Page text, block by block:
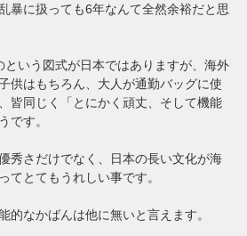
暴に扱っても6年なんて全然余裕だと思
という図式が日本ではありますが、海外
供はもちろん、大人が通勤バッグに使
皆同じく「とにかく頑丈、そして機能
です。
秀さだけでなく、日本の長い文化が海
てとてもうれしい事です。
的なかばんは他に無いと言えます。